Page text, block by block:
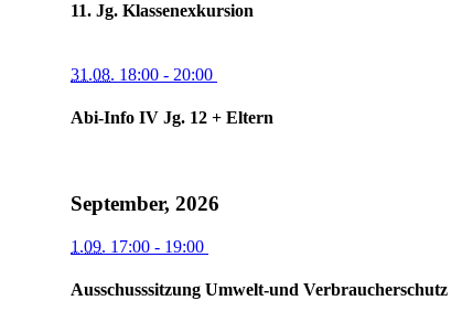
11. Jg. Klassenexkursion
31.08. 18:00 - 20:00
Abi-Info IV Jg. 12 + Eltern
September, 2026
1.09. 17:00 - 19:00
Ausschusssitzung Umwelt-und Verbraucherschutz